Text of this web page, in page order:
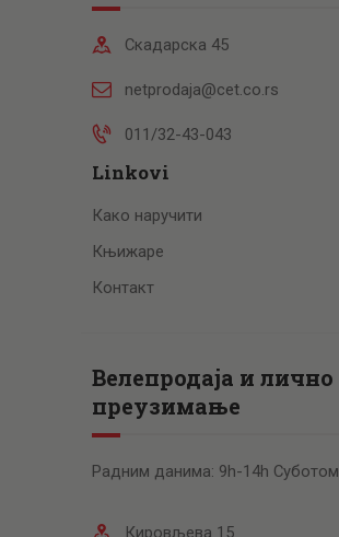
Скадарска 45
netprodaja@cet.co.rs
011/32-43-043
Linkovi
Како наручити
Књижаре
Контакт
Велепродаја и лично
преузимање
Радним данима: 9h-14h
Кировљева 15